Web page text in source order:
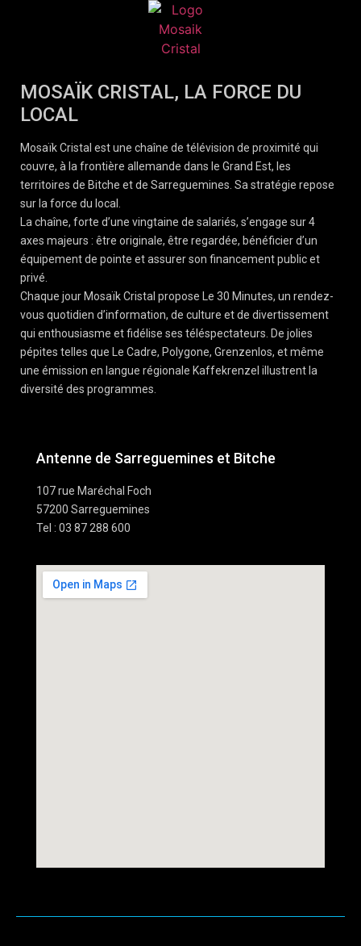
MOSAÏK CRISTAL, LA FORCE DU
LOCAL
Mosaïk Cristal est une chaîne de télévision de proximité qui
couvre, à la frontière allemande dans le Grand Est, les
territoires de Bitche et de Sarreguemines. Sa stratégie repose
sur la force du local.
La chaîne, forte d’une vingtaine de salariés, s’engage sur 4
axes majeurs : être originale, être regardée, bénéficier d’un
équipement de pointe et assurer son financement public et
privé.
Chaque jour Mosaïk Cristal propose Le 30 Minutes, un rendez-
vous quotidien d’information, de culture et de divertissement
qui enthousiasme et fidélise ses téléspectateurs. De jolies
pépites telles que Le Cadre, Polygone, Grenzenlos, et même
une émission en langue régionale Kaffekrenzel illustrent la
diversité des programmes.
Antenne de Sarreguemines et Bitche
107 rue Maréchal Foch
57200 Sarreguemines
Tel : 03 87 288 600